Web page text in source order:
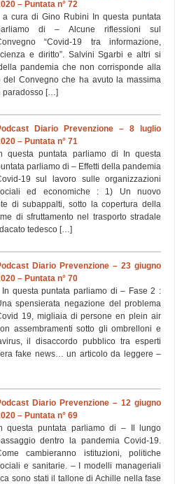
– Puntata n° 72
a cura di Gino Rubini In questa puntata
di – Alcune riflessioni sul
“Covid-19 tra informazione,
e diritto”. Salvini Sgarbi e altri si
pandemia che non corrisponde alla
Convegno che ha avuto la massima
paradosso […]
Diario Prevenzione – 8 luglio
– Puntata n° 71
questa puntata parliamo di In questa
parliamo di – Effetti della pandemia
19 sul lavoro sulle organizzazioni
ed economiche : 1) Un nuovo
di subappalti, sotto la copertura della
di sfruttamento nel trasporto stradale
tedesco […]
Diario Prevenzione – 23 giugno
– Puntata n° 70
In questa puntata parliamo di – Fase 2 :
spensierata negazione del problema
19, migliaia di persone en plein air
assembramenti sotto gli ombrelloni e
il disaccordo pubblico tra esperti
fake news… un articolo da leggere –
Diario Prevenzione – 12 giugno
– Puntata n° 69
questa puntata parliamo di – Il lungo
dentro la pandemia Covid-19.
cambieranno istituzioni, politiche
e sanitarie. – I modelli manageriali
sono stati il tallone di Achille nella fase